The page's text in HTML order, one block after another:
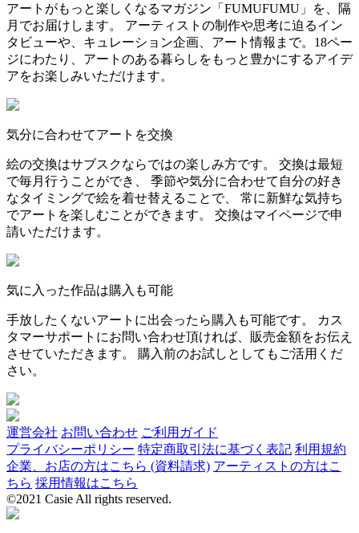
アートがもっと楽しくなるマガジン「FUMUFUMU」を、隔
月でお届けします。 アーティストの制作や思考に迫るイン
タビューや、キュレーション企画、アート情報まで。18ペー
ジにわたり、アートのある暮らしをもっと豊かにするアイデ
アをお楽しみいただけます。
気分に合わせてアートを交換
絵の交換はサブスクならではの楽しみ方です。 交換は最短
で毎月行うことができ、 季節や気分に合わせて自分の好き
なタイミングで絵を着せ替えることで、 常に新鮮な気持ち
でアートを楽しむことができます。 交換はマイページで申
請いただけます。
気に入った作品は購入も可能
手放したくないアートに出会ったら購入も可能です。 カス
タマーサポートにお問い合わせ頂ければ、販売金額をお伝え
させていただきます。 購入前のお試しとしてもご活用くだ
さい。
運営会社 お問い合わせ ご利用ガイド
プライバシーポリシー 特定商取引法に基づく表記 利用規約
企業、お店の方はこちら (資料請求) アーティストの方はこ
ちら 採用情報はこちら
©2021 Casie All rights reserved.